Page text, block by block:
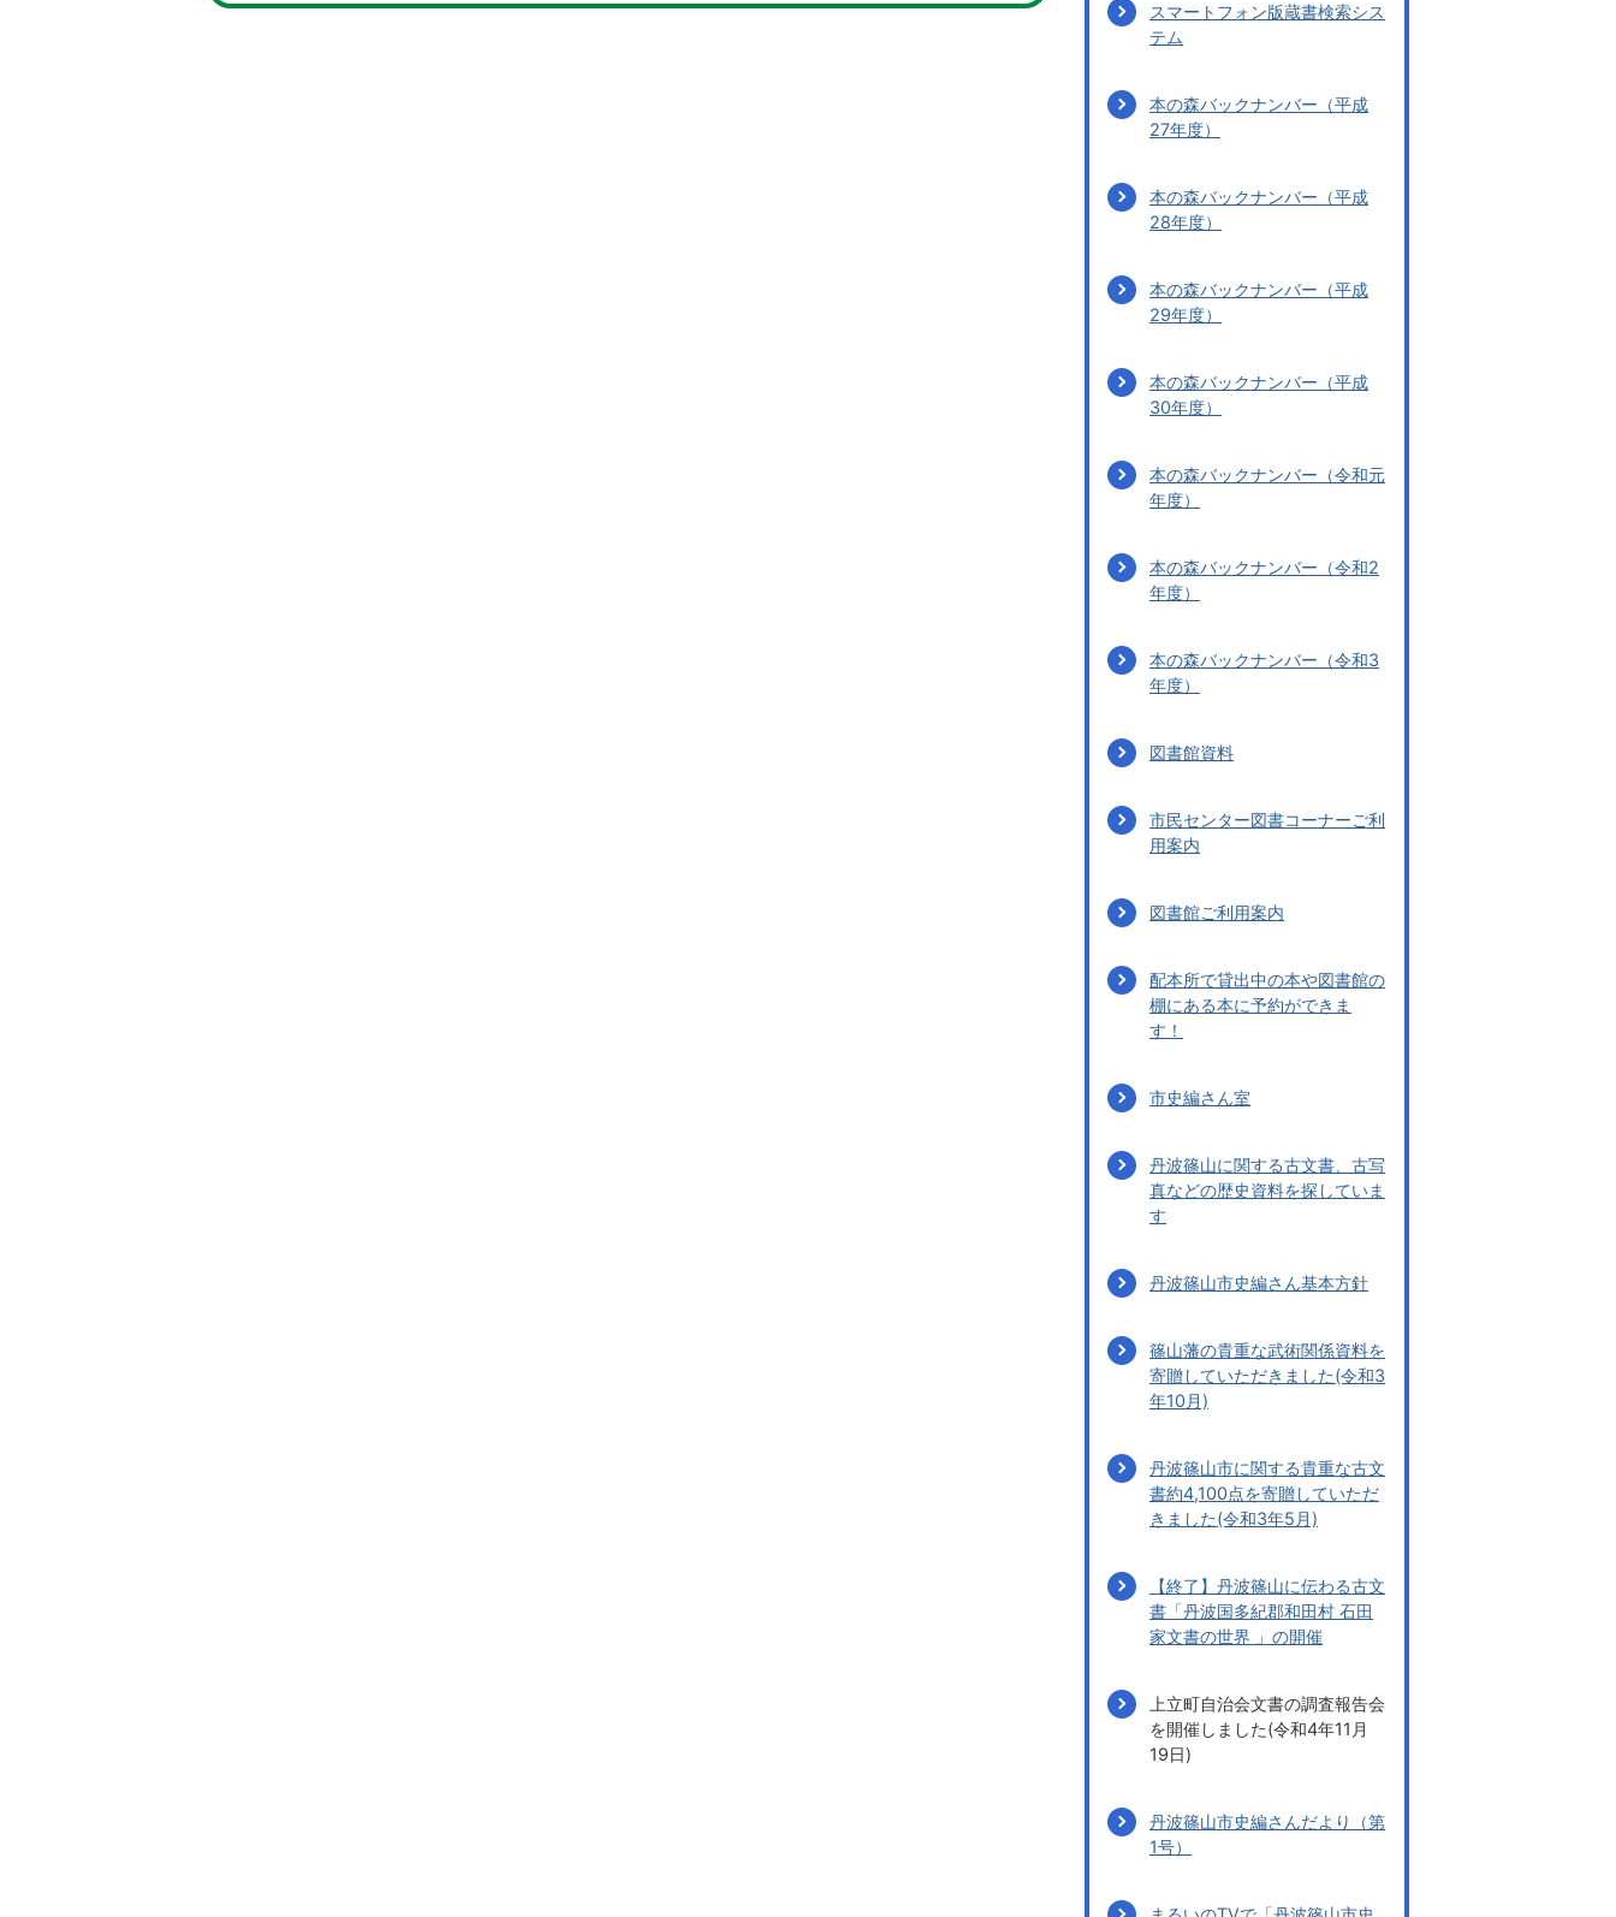
スマートフォン版蔵書検索シス
テム
本の森バックナンバー（平成
27年度）
本の森バックナンバー（平成
28年度）
本の森バックナンバー（平成
29年度）
本の森バックナンバー（平成
30年度）
本の森バックナンバー（令和元
年度）
本の森バックナンバー（令和2
年度）
本の森バックナンバー（令和3
年度）
図書館資料
市民センター図書コーナーご利
用案内
図書館ご利用案内
配本所で貸出中の本や図書館の
棚にある本に予約ができま
す！
市史編さん室
丹波篠山に関する古文書、古写
真などの歴史資料を探していま
す
丹波篠山市史編さん基本方針
篠山藩の貴重な武術関係資料を
寄贈していただきました(令和3
年10月)
丹波篠山市に関する貴重な古文
書約4,100点を寄贈していただ
きました(令和3年5月)
【終了】丹波篠山に伝わる古文
書「丹波国多紀郡和田村 石田
家文書の世界 」の開催
上立町自治会文書の調査報告会
を開催しました(令和4年11月
19日)
丹波篠山市史編さんだより（第
1号）